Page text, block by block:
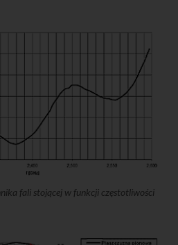
fali stojącej w funkcji częstotliwości